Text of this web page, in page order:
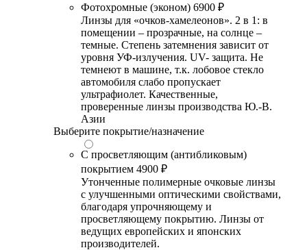
Фотохромные (эконом) 6900 ₽
Линзы для «очков-хамелеонов». 2 в 1: в
помещении – прозрачные, на солнце –
темные. Степень затемнения зависит от
уровня УФ-излучения. UV- защита. Не
темнеют в машине, т.к. лобовое стекло
автомобиля слабо пропускает
ультрафиолет. Качественные,
проверенные линзы производства Ю.-В.
Азии
Выберите покрытие/назначение
С просветляющим (антибликовым)
покрытием 4900 ₽
Утонченные полимерные очковые линзы
с улучшенными оптическими свойствами,
благодаря упрочняющему и
просветляющему покрытию. Линзы от
ведущих европейских и японских
производителей.